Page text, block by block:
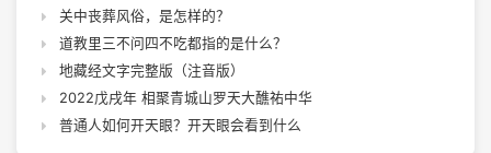
关中丧葬风俗，是怎样的？
道教里三不问四不吃都指的是什么？
地藏经文字完整版（注音版）
2022戊戌年 相聚青城山罗天大醮祐中华
普通人如何开天眼？开天眼会看到什么